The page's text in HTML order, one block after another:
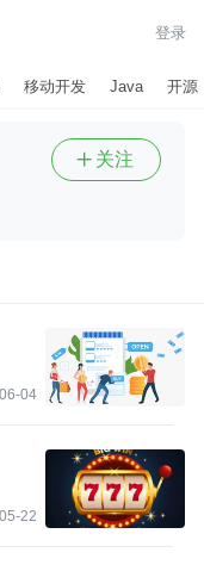
登录
移动开发 Java 开源
 关注
04
22